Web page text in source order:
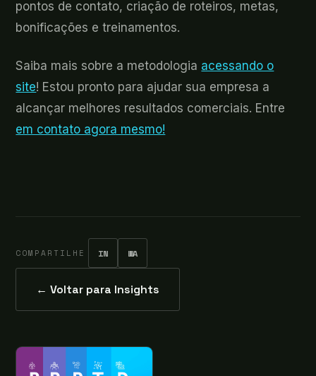
pontos de contato, criação de roteiros, metas,
bonificações e treinamentos.
Saiba mais sobre a metodologia acessando o
site! Estou pronto para ajudar sua empresa a
alcançar melhores resultados comerciais. Entre
em contato agora mesmo!
COMPARTILHE IN WA
← Voltar para Insights